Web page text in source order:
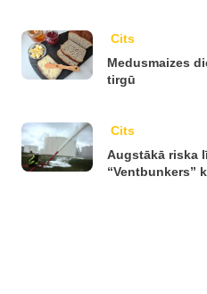
Cits
Medusmaizes
tirgū
Cits
Augstākā riska
“Ventbunkers”